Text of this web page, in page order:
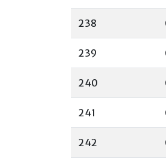
238
239
240
241
242